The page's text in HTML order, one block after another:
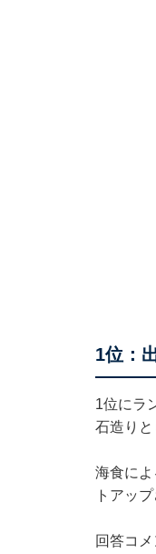
1位：
1位にラ
石造りと
海食に
トアッ
回答コ